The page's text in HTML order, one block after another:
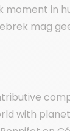
moment in
mag
with